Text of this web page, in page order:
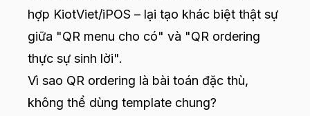
hợp KiotViet/iPOS – lại tạo khác biệt thật sự
giữa "QR menu cho có" và "QR ordering
thực sự sinh lời".
Vì sao QR ordering là bài toán đặc thù,
không thể dùng template chung?